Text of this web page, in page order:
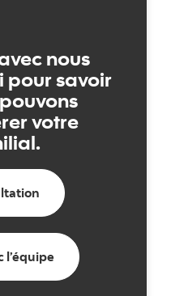
nous
pour savoir
votre
l’équipe